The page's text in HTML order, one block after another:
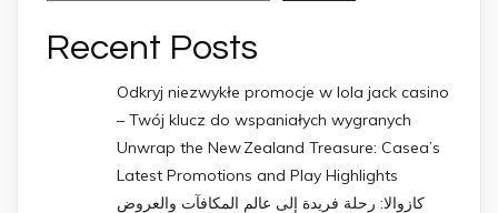
Recent Posts
Odkryj niezwykłe promocje w lola jack casino
– Twój klucz do wspaniałych wygranych
Unwrap the New Zealand Treasure: Casea’s
Latest Promotions and Play Highlights
كازوالا: رحلة فريدة إلى عالم المكافآت والعروض